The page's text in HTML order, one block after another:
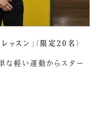
ッスン」（限定20名）
な軽い運動からスター